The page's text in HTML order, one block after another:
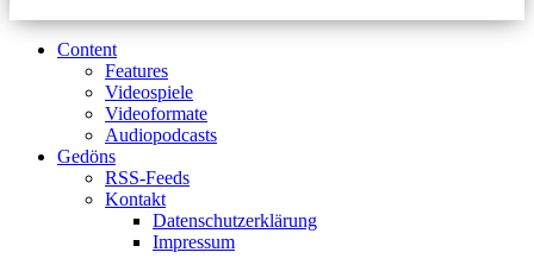
Content
Features
Videospiele
Videoformate
Audiopodcasts
Gedöns
RSS-Feeds
Kontakt
Datenschutzerklärung
Impressum